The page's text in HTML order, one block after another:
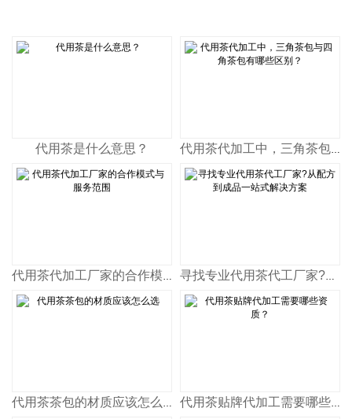
代用茶是什么意思？ 代用茶代加工中，三角茶包与四角茶包有哪些区别？
代用茶代加工厂家的合作模式与服务范围 寻找专业代用茶代工厂家?从配方到成品一站式解决方案
代用茶茶包的材质应该怎么选 代用茶贴牌代加工需要哪些资质？